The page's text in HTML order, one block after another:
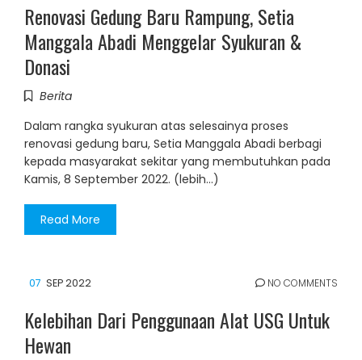
Renovasi Gedung Baru Rampung, Setia
Manggala Abadi Menggelar Syukuran &
Donasi
Berita
Dalam rangka syukuran atas selesainya proses
renovasi gedung baru, Setia Manggala Abadi berbagi
kepada masyarakat sekitar yang membutuhkan pada
Kamis, 8 September 2022. (lebih…)
Read More
07 SEP 2022 NO COMMENTS
Kelebihan Dari Penggunaan Alat USG Untuk
Hewan